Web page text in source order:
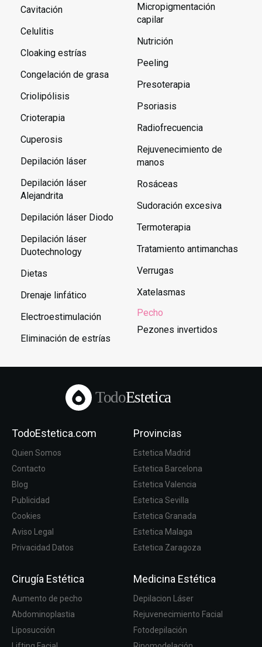
Cavitación
Celulitis
Cloaking estrías
Congelación de grasa
Criolipólisis
Crioterapia
Cuperosis
Depilación láser
Depilación láser
Alejandrita
Depilación láser Diodo
Depilación láser
Duotechnology
Dietas
Drenaje linfático
Electroestimulación
Eliminación de estrías
Micropigmentación
capilar
Nutrición
Peeling
Presoterapia
Psoriasis
Radiofrecuencia
Rejuvenecimiento de
manos
Rosáceas
Sudoración excesiva
Termoterapia
Tratamiento antimanchas
Verrugas
Xatelasmas
Pecho
Pezones invertidos
TodoEstetica
TodoEstetica.com
Quien Somos
Contacto
Blog
Publicidad
Cookies
Aviso Legal
Privacidad Datos
Provincias
Estetica Madrid
Estetica Barcelona
Estetica Valencia
Estetica Sevilla
Estetica Granada
Estetica Malaga
Estetica Zaragoza
Cirugía Estética
Aumento de pecho
Abdominoplastia
Liposucción
Medicina Estética
Depilacion Láser
Rejuvenecimiento Facial
Fotodepilación